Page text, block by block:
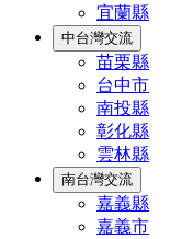
宜蘭縣
中台灣交流
苗栗縣
台中市
南投縣
彰化縣
雲林縣
南台灣交流
嘉義縣
嘉義市